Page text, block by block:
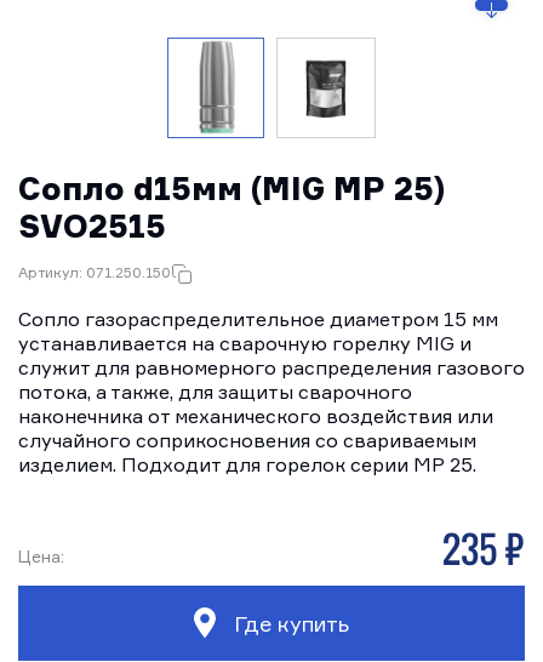
Сопло d15мм (MIG MP 25)
SVO2515
Артикул: 071.250.150
Сопло газораспределительное диаметром 15 мм
устанавливается на сварочную горелку MIG и
служит для равномерного распределения газового
потока, а также, для защиты сварочного
наконечника от механического воздействия или
случайного соприкосновения со свариваемым
изделием. Подходит для горелок серии MP 25.
Цена: 235 р
Где купить